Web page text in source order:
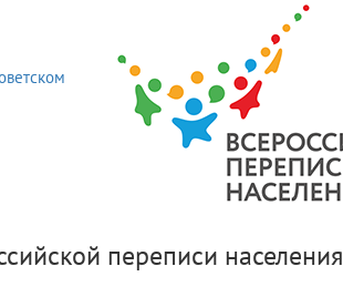
переписи населения